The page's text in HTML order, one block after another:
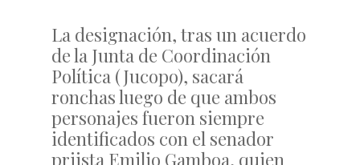
La designación, tras un acuerdo
de la Junta de Coordinación
Política (Jucopo), sacará
ronchas luego de que ambos
personajes fueron siempre
identificados con el senador
priista Emilio Gamboa, quien